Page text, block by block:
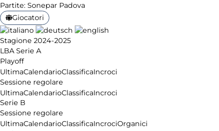
Partite: Sonepar Padova
Giocatori
Stagione 2024-2025
LBA Serie A
Playoff
UltimaCalendarioClassificaIncroci
Sessione regolare
UltimaCalendarioClassificaIncroci
Serie B
Sessione regolare
UltimaCalendarioClassificaIncrociOrganici